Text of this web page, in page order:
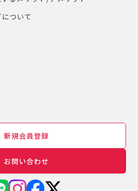
ついて
新規会員登録
お問い合わせ